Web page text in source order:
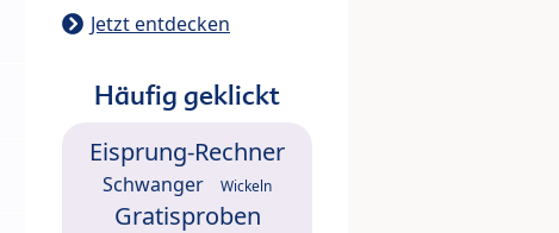
Jetzt entdecken
Häufig geklickt
Eisprung-Rechner
Schwanger Wickeln
Gratisproben